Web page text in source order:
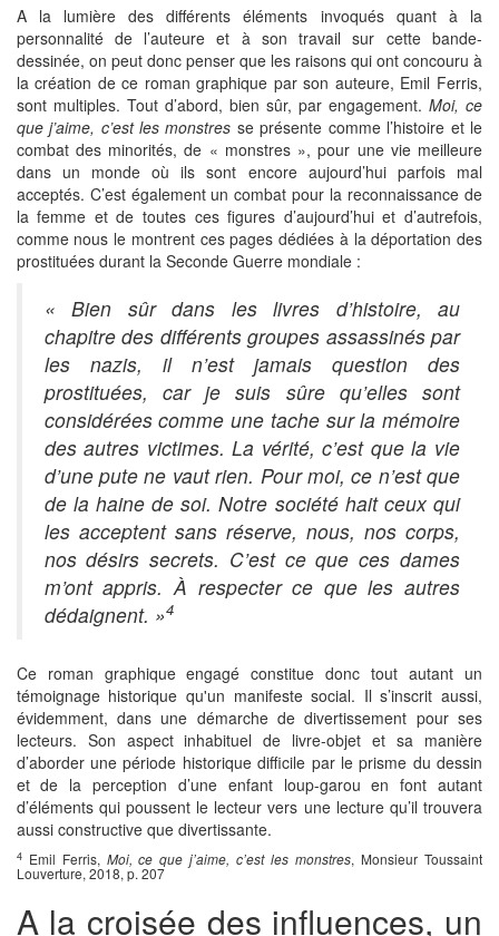
A la lumière des différents éléments invoqués quant à la
personnalité de l’auteure et à son travail sur cette bande-
dessinée, on peut donc penser que les raisons qui ont concouru à
la création de ce roman graphique par son auteure, Emil Ferris,
sont multiples. Tout d’abord, bien sûr, par engagement. Moi, ce
que j’aime, c’est les monstres se présente comme l’histoire et le
combat des minorités, de « monstres », pour une vie meilleure
dans un monde où ils sont encore aujourd’hui parfois mal
acceptés. C’est également un combat pour la reconnaissance de
la femme et de toutes ces figures d’aujourd’hui et d’autrefois,
comme nous le montrent ces pages dédiées à la déportation des
prostituées durant la Seconde Guerre mondiale :
« Bien sûr dans les livres d’histoire, au
chapitre des différents groupes assassinés par
les nazis, il n’est jamais question des
prostituées, car je suis sûre qu’elles sont
considérées comme une tache sur la mémoire
des autres victimes. La vérité, c’est que la vie
d’une pute ne vaut rien. Pour moi, ce n’est que
de la haine de soi. Notre société hait ceux qui
les acceptent sans réserve, nous, nos corps,
nos désirs secrets. C’est ce que ces dames
m’ont appris. À respecter ce que les autres
dédaignent. »4
Ce roman graphique engagé constitue donc tout autant un
témoignage historique qu'un manifeste social. Il s’inscrit aussi,
évidemment, dans une démarche de divertissement pour ses
lecteurs. Son aspect inhabituel de livre-objet et sa manière
d’aborder une période historique difficile par le prisme du dessin
et de la perception d’une enfant loup-garou en font autant
d’éléments qui poussent le lecteur vers une lecture qu’il trouvera
aussi constructive que divertissante.
4Emil Ferris, Moi, ce que j’aime, c’est les monstres, Monsieur Toussaint
Louverture, 2018, p. 207
A la croisée des influences, un